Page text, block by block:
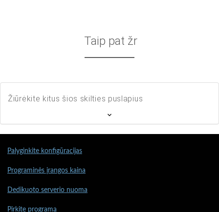
Taip pat žr
Žiūrėkite kitus šios skilties puslapius
Palyginkite konfigūracijas
Programinės įrangos kaina
Dedikuoto serverio nuoma
Pirkite programą